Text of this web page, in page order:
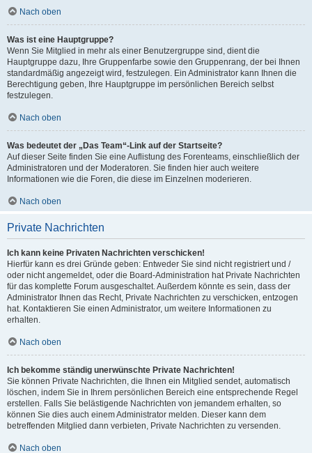
Nach oben
Was ist eine Hauptgruppe?
Wenn Sie Mitglied in mehr als einer Benutzergruppe sind, dient die
Hauptgruppe dazu, Ihre Gruppenfarbe sowie den Gruppenrang, der bei Ihnen
standardmäßig angezeigt wird, festzulegen. Ein Administrator kann Ihnen die
Berechtigung geben, Ihre Hauptgruppe im persönlichen Bereich selbst
festzulegen.
Nach oben
Was bedeutet der „Das Team“-Link auf der Startseite?
Auf dieser Seite finden Sie eine Auflistung des Forenteams, einschließlich der
Administratoren und der Moderatoren. Sie finden hier auch weitere
Informationen wie die Foren, die diese im Einzelnen moderieren.
Nach oben
Private Nachrichten
Ich kann keine Privaten Nachrichten verschicken!
Hierfür kann es drei Gründe geben: Entweder Sie sind nicht registriert und /
oder nicht angemeldet, oder die Board-Administration hat Private Nachrichten
für das komplette Forum ausgeschaltet. Außerdem könnte es sein, dass der
Administrator Ihnen das Recht, Private Nachrichten zu verschicken, entzogen
hat. Kontaktieren Sie einen Administrator, um weitere Informationen zu
erhalten.
Nach oben
Ich bekomme ständig unerwünschte Private Nachrichten!
Sie können Private Nachrichten, die Ihnen ein Mitglied sendet, automatisch
löschen, indem Sie in Ihrem persönlichen Bereich eine entsprechende Regel
erstellen. Falls Sie belästigende Nachrichten von jemandem erhalten, so
können Sie dies auch einem Administrator melden. Dieser kann dem
betreffenden Mitglied dann verbieten, Private Nachrichten zu versenden.
Nach oben